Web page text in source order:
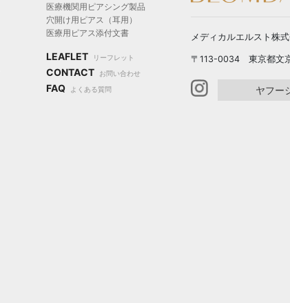
医療機関用ピアシング製品
穴開け用ピアス（耳用）
医療用ピアス添付文書
LEAFLET リーフレット
CONTACT お問い合わせ
FAQ よくある質問
メディカルエルスト株
〒113-0034 東京都文
ヤフー